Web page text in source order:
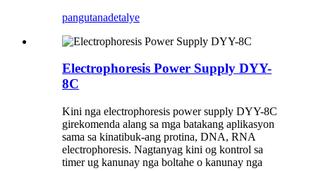
pangutanadetalye
Electrophoresis Power Supply DYY-
8C
Kini nga electrophoresis power supply DYY-8C
girekomenda alang sa mga batakang aplikasyon
sama sa kinatibuk-ang protina, DNA, RNA
electrophoresis. Nagtanyag kini og kontrol sa
timer ug kanunay nga boltahe o kanunay nga